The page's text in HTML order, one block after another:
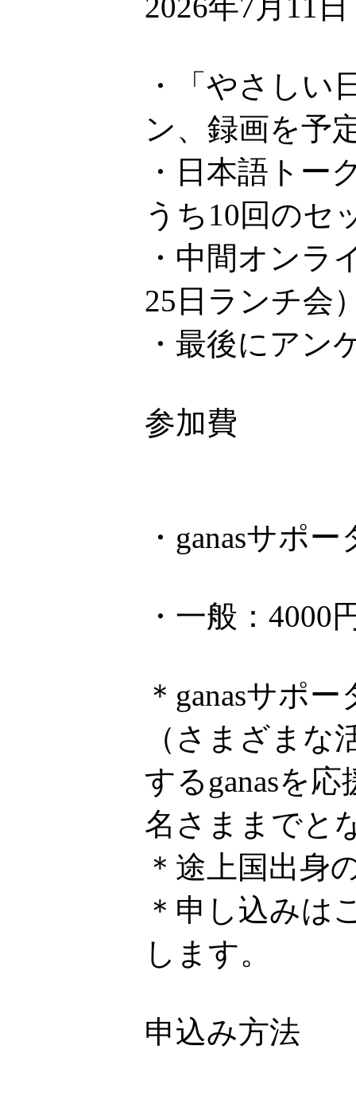
・「やさしい
ン、録画を予
・日本語トー
うち10回のセ
・中間オンラ
25日ランチ会
・最後にアン
参加費
・ganasサポ
・一般：4000
＊ganasサポ
（さまざま
するganasを
名さままでと
＊途上国出身
＊申し込みは
します。
申込み方法